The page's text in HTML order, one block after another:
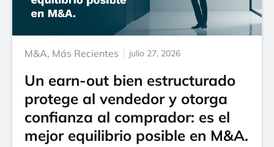
M&A, Más Recientes julio 27, 2026
Un earn-out bien estructurado
protege al vendedor y otorga
confianza al comprador: es el
mejor equilibrio posible en M&A.